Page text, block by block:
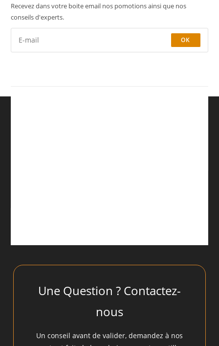
Recevez dans votre boite email nos pomotions ainsi que nos
conseils d'experts.
OK
Une Question ? Contactez-
nous
Un conseil avant de valider, demandez à nos